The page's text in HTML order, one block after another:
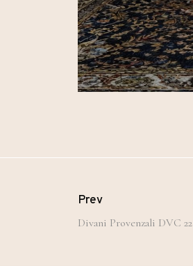
Prev
Divani Provenzali DVC 22